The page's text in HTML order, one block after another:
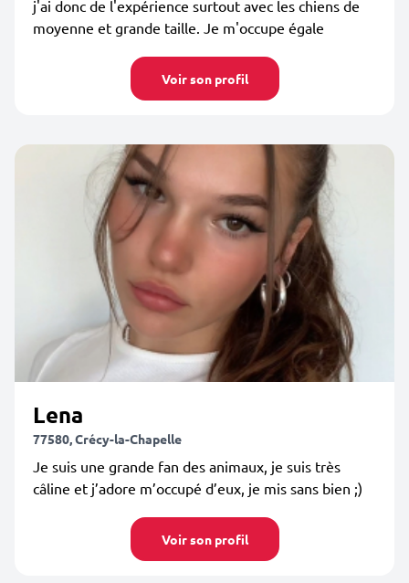
j'ai donc de l'expérience surtout avec les chiens de
moyenne et grande taille. Je m'occupe égale
Voir son profil
Lena
77580, Crécy-la-Chapelle
Je suis une grande fan des animaux, je suis très
câline et j’adore m’occupé d’eux, je mis sans bien ;)
Voir son profil